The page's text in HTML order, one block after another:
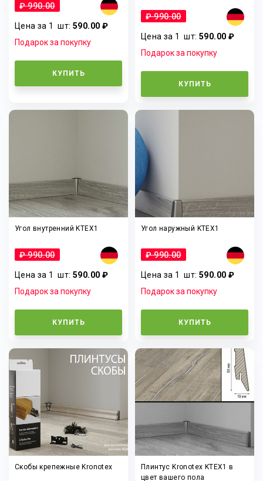
₽ 990.00
Цена за 1шт:590.00 ₽
Подарок за покупку
КУПИТЬ
₽ 990.00
Цена за 1шт:590.00 ₽
Подарок за покупку
КУПИТЬ
Угол внутренний KTEX1
₽ 990.00
Цена за 1шт:590.00 ₽
Подарок за покупку
КУПИТЬ
Угол наружный KTEX1
₽ 990.00
Цена за 1шт:590.00 ₽
Подарок за покупку
КУПИТЬ
Скобы крепежные Kronotex
Плинтус Kronotex KTEX1 в
цвет вашего пола